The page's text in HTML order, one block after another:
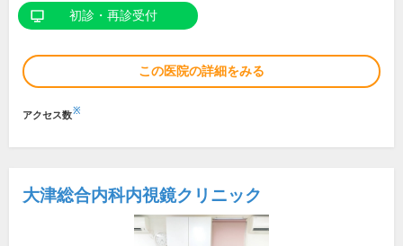
初診・再診受付
この医院の詳細をみる
アクセス数※
大津総合内科内視鏡クリニック